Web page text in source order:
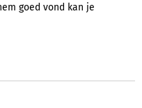
goed vond kan je